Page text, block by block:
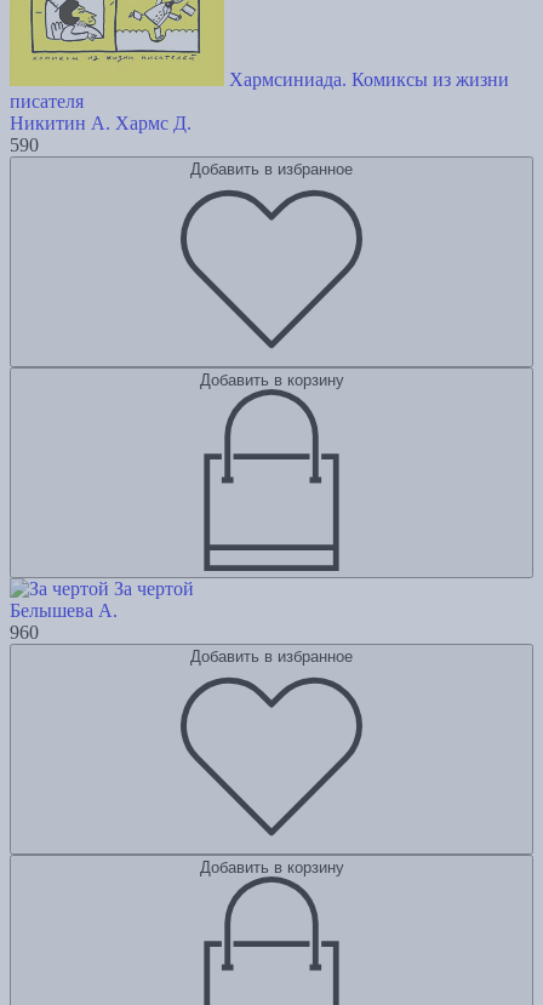
Хармсиниада. Комиксы из жизни
писателя
Никитин А. Хармс Д.
590
Добавить в избранное
Добавить в корзину
За чертой
Белышева А.
960
Добавить в избранное
Добавить в корзину